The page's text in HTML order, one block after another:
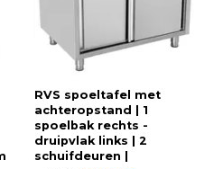
RVS spoeltafel met
achteropstand | 1
spoelbak rechts -
druipvlak links | 2
schuifdeuren |